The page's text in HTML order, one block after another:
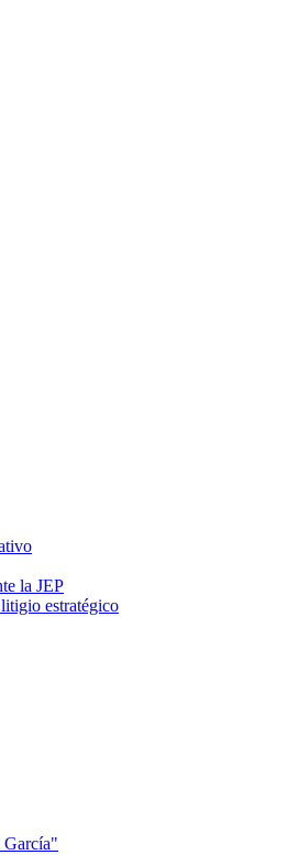
la JEP
estratégico
García"